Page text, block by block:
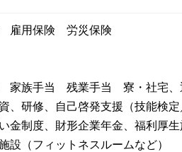
雇用保険 労災保険
族手当 残業手当 寮・社宅、
、研修、自己啓発支援（技能検
金制度、財形企業年金、福利厚生
設（フィットネスルームなど）